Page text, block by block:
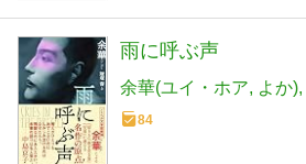
雨に呼ぶ声
余華(ユイ・ホア よか)
84